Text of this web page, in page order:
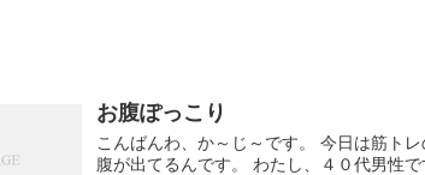
お腹ぽっこり
こんばんわ、か～じ～です。 今日は筋ト
腹が出てるんです。 わたし、４０代男性